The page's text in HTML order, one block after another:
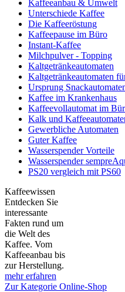
Kaffeeanbau & Umwelt
Unterschiede Kaffee
Die Kaffeeröstung
Kaffeepause im Büro
Instant-Kaffee
Milchpulver - Topping
Kaltgetränkeautomaten
Kaltgetränkeautomaten
Ursprung
Kaffee im Krankenhaus
Kaffeevollautomat im
Kalk und
Gewerbliche Automaten
Guter Kaffee
Wasserspender Vorteile
Wasserspender
PS20 vergleich mit PS60
Kaffeewissen
Entdecken Sie
interessante
Fakten rund um
die Welt des
Kaffee. Vom
Kaffeeanbau bis
zur Herstellung.
mehr erfahren
Zur Kategorie Online-Shop